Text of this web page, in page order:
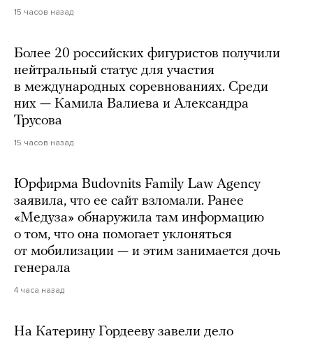
15 часов назад
Более 20 российских фигуристов получили
нейтральный статус для участия
в международных соревнованиях. Среди
них — Камила Валиева и Александра
Трусова
15 часов назад
Юрфирма Budovnits Family Law Agency
заявила, что ее сайт взломали. Ранее
«Медуза» обнаружила там информацию
о том, что она помогает уклоняться
от мобилизации — и этим занимается дочь
генерала
4 часа назад
На Катерину Гордееву завели дело